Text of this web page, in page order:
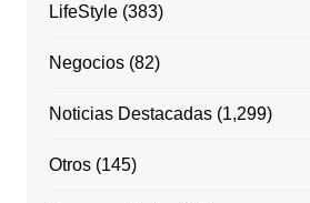
LifeStyle(383)
Negocios(82)
Noticias Destacadas(1,299)
Otros(145)